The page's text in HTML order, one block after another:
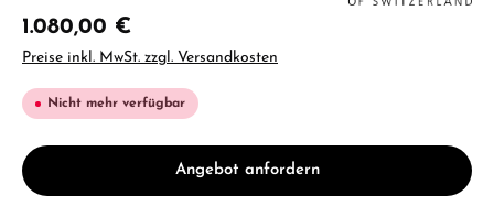
1.080,00 €
Preise inkl. MwSt. zzgl. Versandkosten
Nicht mehr verfügbar
Angebot anfordern